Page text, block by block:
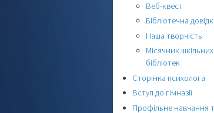
Веб-квест
Бібліотечна
Наша творчість
Місячник шкільних
бібліотек
Сторінка психолога
Вступ до гімназії
Профільне навчання